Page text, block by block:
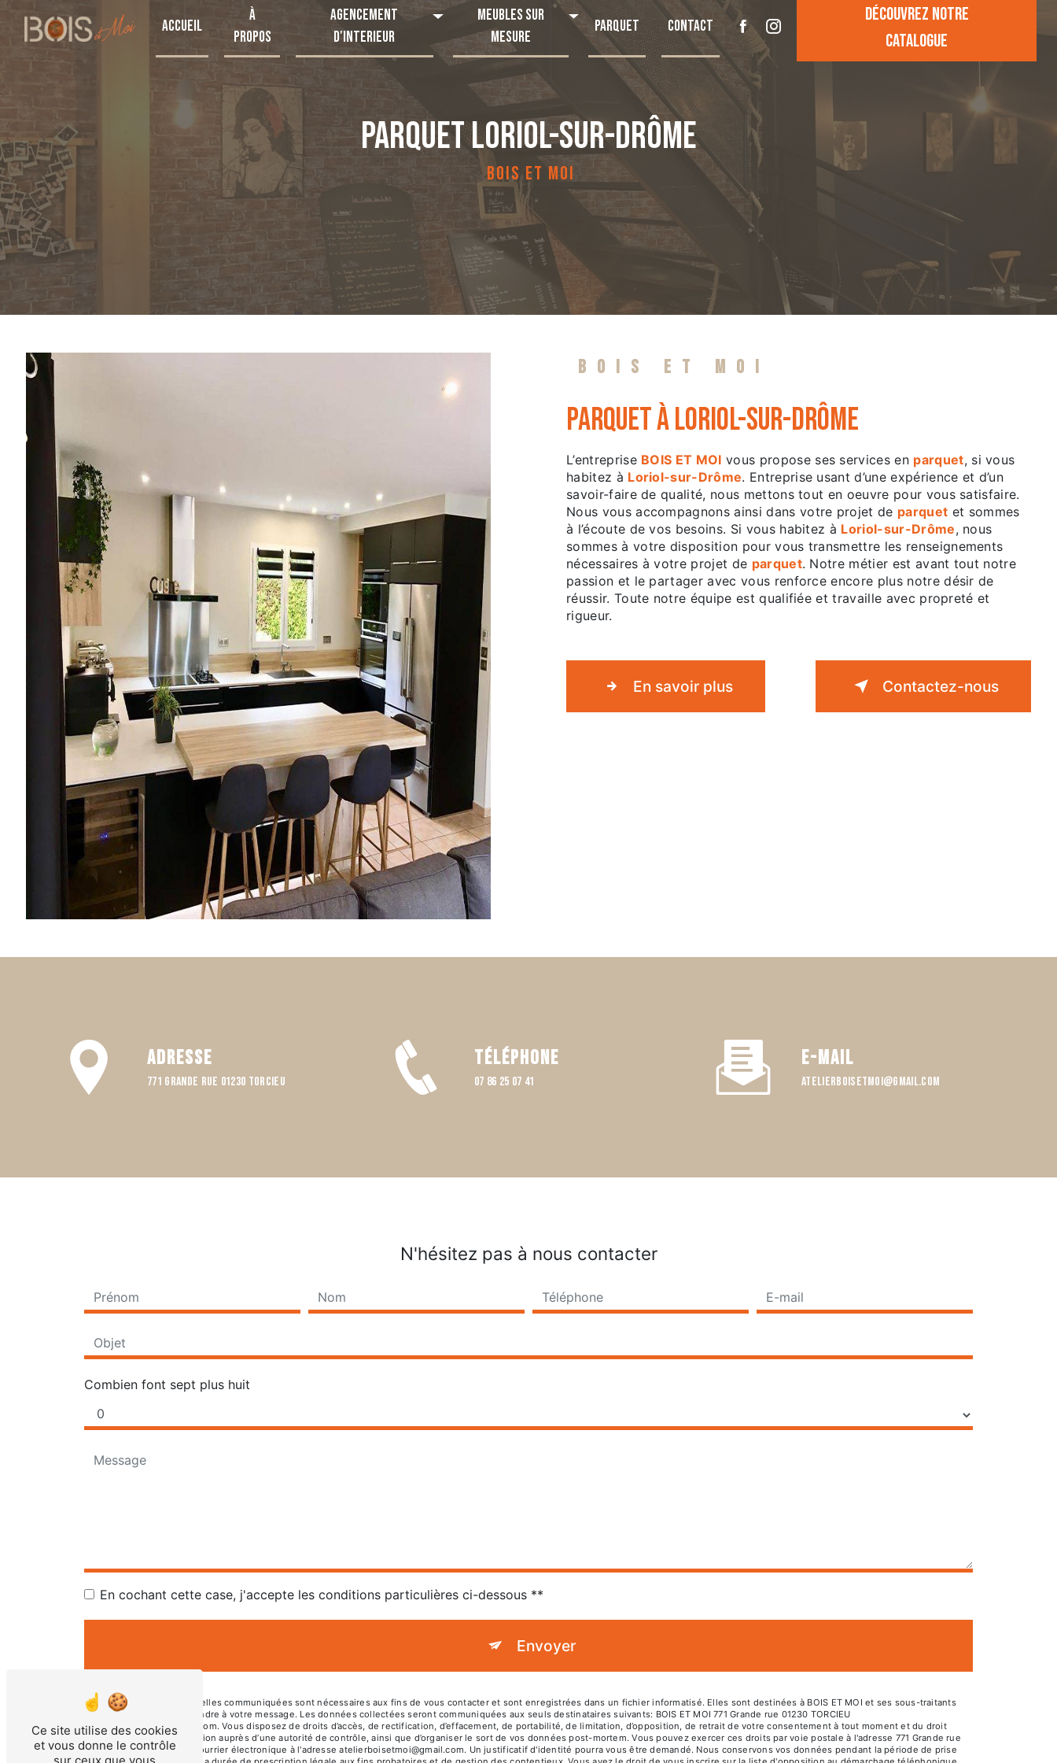
Accueil
À
propos
Agencement
d'interieur
Meubles sur
mesure
Parquet Contact
Découvrez notre
catalogue
PARQUET LORIOL-SUR-DRÔME
BOIS ET MOI
BOIS ET MOI
parquet à Loriol-sur-Drôme
L’entreprise BOIS ET MOI vous propose ses services en parquet, si vous
habitez à Loriol-sur-Drôme. Entreprise usant d’une expérience et d’un
savoir-faire de qualité, nous mettons tout en oeuvre pour vous satisfaire.
Nous vous accompagnons ainsi dans votre projet de parquet et sommes
à l’écoute de vos besoins. Si vous habitez à Loriol-sur-Drôme, nous
sommes à votre disposition pour vous transmettre les renseignements
nécessaires à votre projet de parquet. Notre métier est avant tout notre
passion et le partager avec vous renforce encore plus notre désir de
réussir. Toute notre équipe est qualifiée et travaille avec propreté et
rigueur.
En savoir plus Contactez-nous
Adresse
771 Grande rue 01230 TORCIEU
Téléphone
07 86 25 07 41
E-mail
atelierboisetmoi@gmail.com
N'hésitez pas à nous contacter
Combien font sept plus huit
En cochant cette case, j'accepte les conditions particulières ci-dessous **
Envoyer
** Les données personnelles communiquées sont nécessaires aux fins de vous contacter et sont enregistrées dans un fichier informatisé. Elles sont destinées à BOIS ET MOI et ses sous-traitants
dans le seul but de répondre à votre message. Les données collectées seront communiquées aux seuls destinataires suivants: BOIS ET MOI 771 Grande rue 01230 TORCIEU
atelierboisetmoi@gmail.com. Vous disposez de droits d’accès, de rectification, d’effacement, de portabilité, de limitation, d’opposition, de retrait de votre consentement à tout moment et du droit
d’introduire une réclamation auprès d’une autorité de contrôle, ainsi que d’organiser le sort de vos données post-mortem. Vous pouvez exercer ces droits par voie postale à l'adresse 771 Grande rue
01230 TORCIEU ou par courrier électronique à l'adresse atelierboisetmoi@gmail.com. Un justificatif d'identité pourra vous être demandé. Nous conservons vos données pendant la période de prise
Ce site utilise des cookies
et vous donne le contrôle